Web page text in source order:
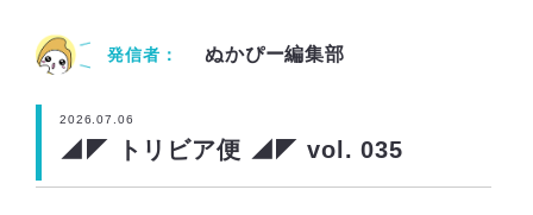
発信者： ぬかぴー編集部
2026.07.06
◢◤ トリビア便 ◢◤ vol. 035